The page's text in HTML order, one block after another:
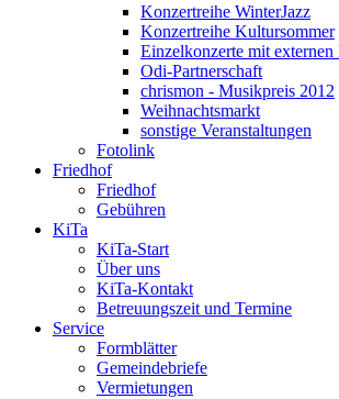
Konzertreihe WinterJazz
Konzertreihe Kultursommer
Einzelkonzerte mit externen
Odi-Partnerschaft
chrismon - Musikpreis 2012
Weihnachtsmarkt
sonstige Veranstaltungen
Fotolink
Friedhof
Friedhof
Gebühren
KiTa
KiTa-Start
Über uns
KiTa-Kontakt
Betreuungszeit und Termine
Service
Formblätter
Gemeindebriefe
Vermietungen